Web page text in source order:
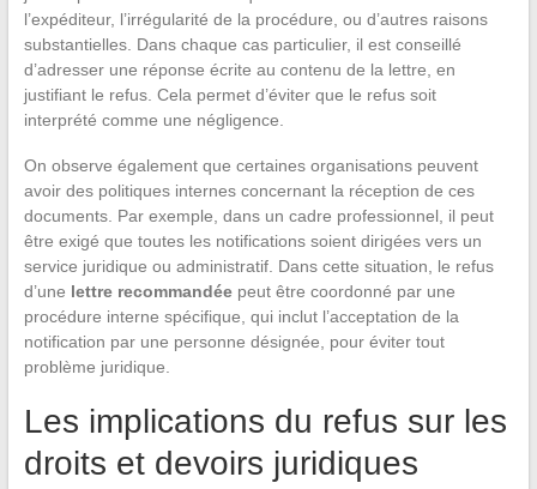
l’expéditeur, l’irrégularité de la procédure, ou d’autres raisons
substantielles. Dans chaque cas particulier, il est conseillé
d’adresser une réponse écrite au contenu de la lettre, en
justifiant le refus. Cela permet d’éviter que le refus soit
interprété comme une négligence.
On observe également que certaines organisations peuvent
avoir des politiques internes concernant la réception de ces
documents. Par exemple, dans un cadre professionnel, il peut
être exigé que toutes les notifications soient dirigées vers un
service juridique ou administratif. Dans cette situation, le refus
d’une lettre recommandéepeut être coordonné par une
procédure interne spécifique, qui inclut l’acceptation de la
notification par une personne désignée, pour éviter tout
problème juridique.
Les implications du refus sur les
droits et devoirs juridiques